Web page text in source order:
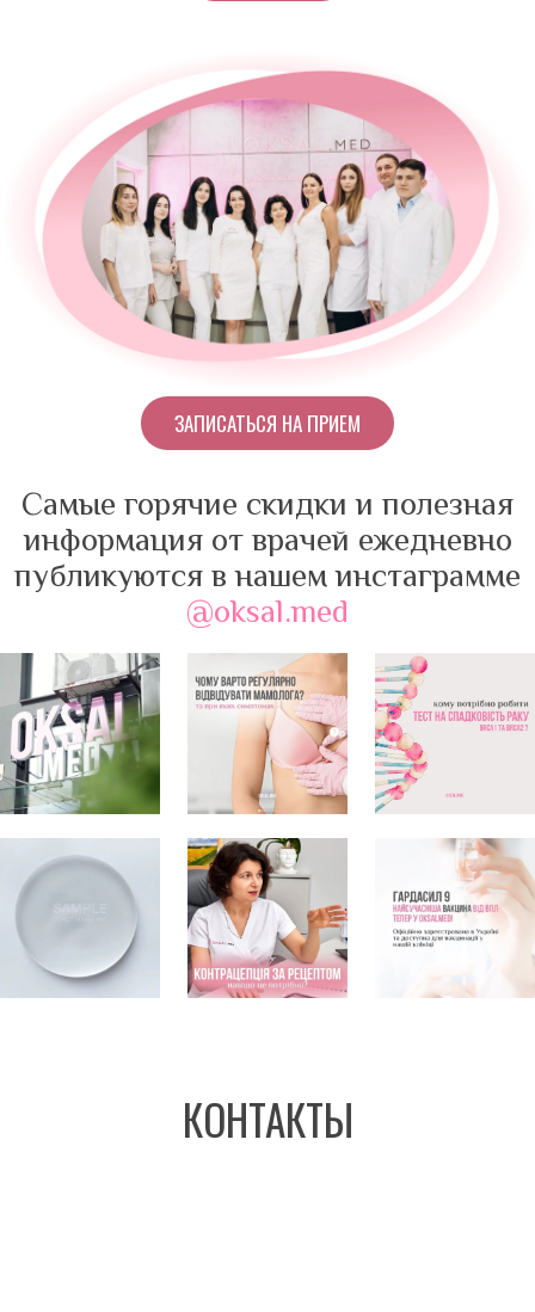
ЗАПИСАТЬСЯ НА ПРИЕМ
Самые горячие скидки и полезная
информация от врачей ежедневно
публикуются в нашем инстаграмме
@oksal.med
КОНТАКТЫ